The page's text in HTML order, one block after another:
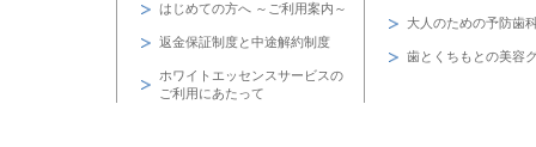
はじめての方へ ～ご利用案内～
返金保証制度と中途解約制度
ホワイトエッセンスサービスの
ご利用にあたって
大人のための予防歯
歯とくちもとの美容